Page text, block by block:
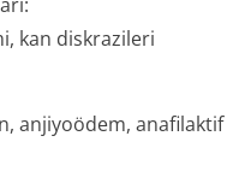
kan diskrazileri
anjiyoödem, anafilaktif